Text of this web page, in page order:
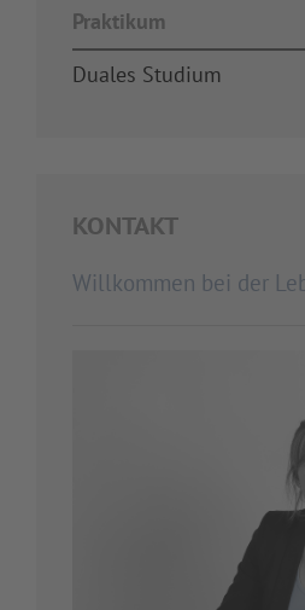
Praktikum
Duales Studium
KONTAKT
Willkommen bei der